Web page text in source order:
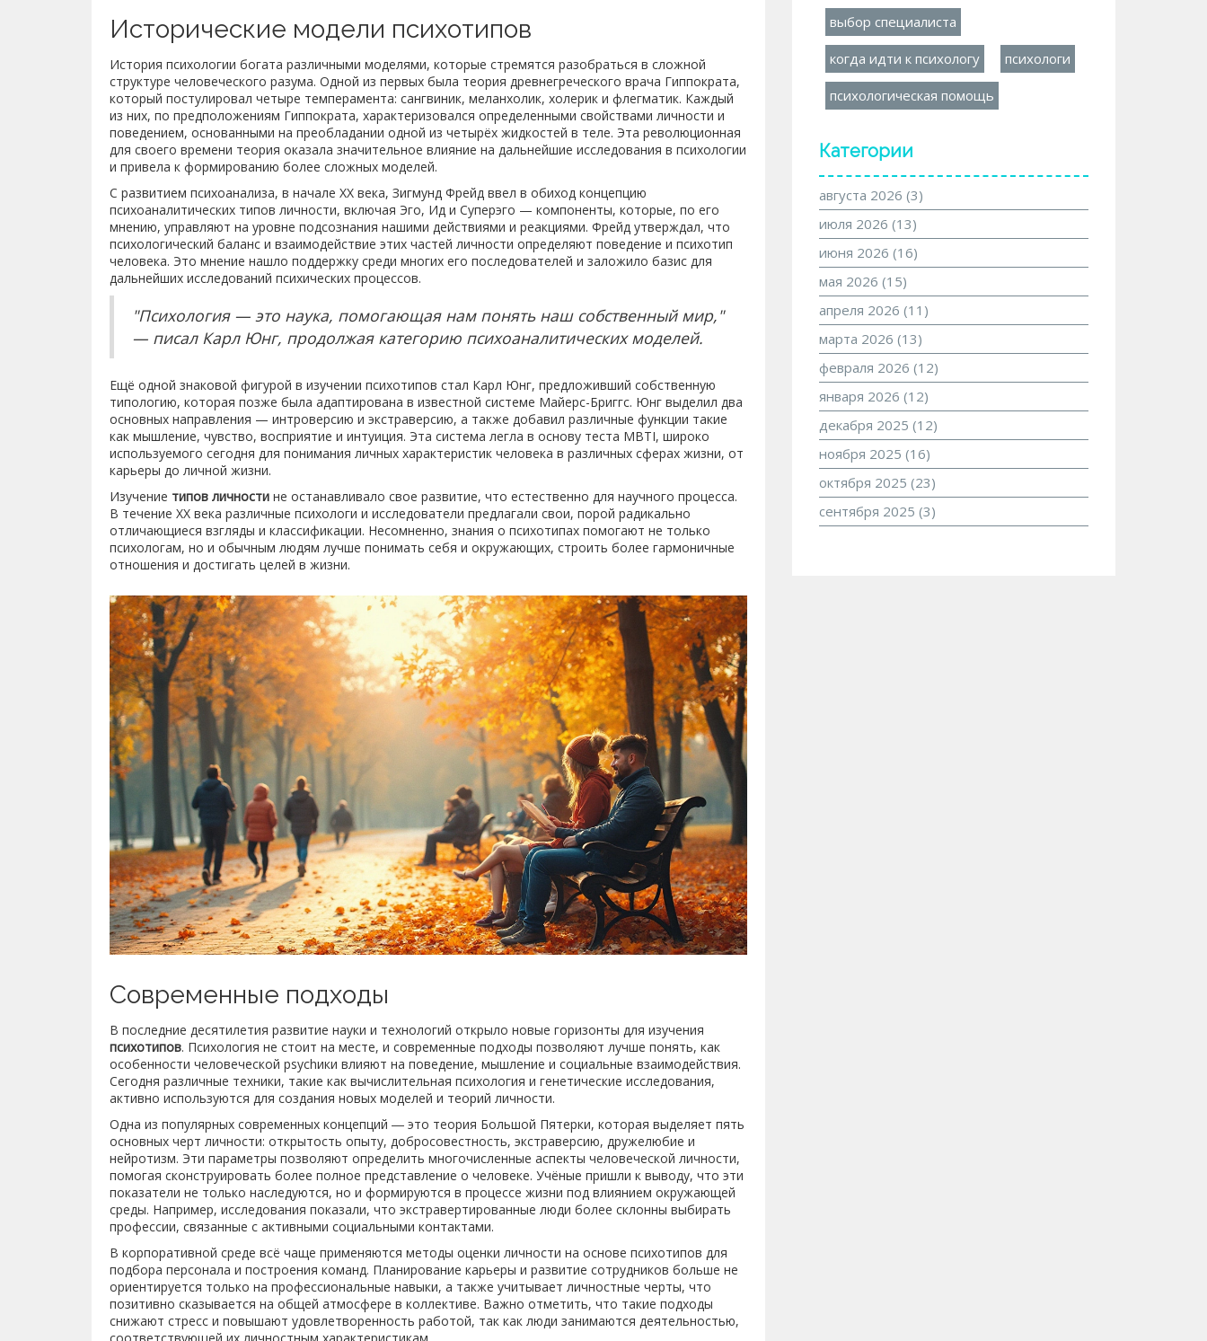
Исторические модели психотипов
История психологии богата различными моделями, которые стремятся разобраться в сложной
структуре человеческого разума. Одной из первых была теория древнегреческого врача Гиппократа,
который постулировал четыре темперамента: сангвиник, меланхолик, холерик и флегматик. Каждый
из них, по предположениям Гиппократа, характеризовался определенными свойствами личности и
поведением, основанными на преобладании одной из четырёх жидкостей в теле. Эта революционная
для своего времени теория оказала значительное влияние на дальнейшие исследования в психологии
и привела к формированию более сложных моделей.
С развитием психоанализа, в начале XX века, Зигмунд Фрейд ввел в обиход концепцию
психоаналитических типов личности, включая Эго, Ид и Суперэго — компоненты, которые, по его
мнению, управляют на уровне подсознания нашими действиями и реакциями. Фрейд утверждал, что
психологический баланс и взаимодействие этих частей личности определяют поведение и психотип
человека. Это мнение нашло поддержку среди многих его последователей и заложило базис для
дальнейших исследований психических процессов.
"Психология — это наука, помогающая нам понять наш собственный мир,"
— писал Карл Юнг, продолжая категорию психоаналитических моделей.
Ещё одной знаковой фигурой в изучении психотипов стал Карл Юнг, предложивший собственную
типологию, которая позже была адаптирована в известной системе Майерс-Бриггс. Юнг выделил два
основных направления — интроверсию и экстраверсию, а также добавил различные функции такие
как мышление, чувство, восприятие и интуиция. Эта система легла в основу теста MBTI, широко
используемого сегодня для понимания личных характеристик человека в различных сферах жизни, от
карьеры до личной жизни.
Изучение типов личности не останавливало свое развитие, что естественно для научного процесса.
В течение XX века различные психологи и исследователи предлагали свои, порой радикально
отличающиеся взгляды и классификации. Несомненно, знания о психотипах помогают не только
психологам, но и обычным людям лучше понимать себя и окружающих, строить более гармоничные
отношения и достигать целей в жизни.
Современные подходы
В последние десятилетия развитие науки и технологий открыло новые горизонты для изучения
психотипов. Психология не стоит на месте, и современные подходы позволяют лучше понять, как
особенности человеческой psychики влияют на поведение, мышление и социальные взаимодействия.
Сегодня различные техники, такие как вычислительная психология и генетические исследования,
активно используются для создания новых моделей и теорий личности.
Одна из популярных современных концепций ― это теория Большой Пятерки, которая выделяет пять
основных черт личности: открытость опыту, добросовестность, экстраверсию, дружелюбие и
нейротизм. Эти параметры позволяют определить многочисленные аспекты человеческой личности,
помогая сконструировать более полное представление о человеке. Учёные пришли к выводу, что эти
показатели не только наследуются, но и формируются в процессе жизни под влиянием окружающей
среды. Например, исследования показали, что экстравертированные люди более склонны выбирать
профессии, связанные с активными социальными контактами.
В корпоративной среде всё чаще применяются методы оценки личности на основе психотипов для
подбора персонала и построения команд. Планирование карьеры и развитие сотрудников больше не
ориентируется только на профессиональные навыки, а также учитывает личностные черты, что
позитивно сказывается на общей атмосфере в коллективе. Важно отметить, что такие подходы
снижают стресс и повышают удовлетворенность работой, так как люди занимаются деятельностью,
выбор специалиста
когда идти к психологу психологи
психологическая помощь
Категории
августа 2026 (3)
июля 2026 (13)
июня 2026 (16)
мая 2026 (15)
апреля 2026 (11)
марта 2026 (13)
февраля 2026 (12)
января 2026 (12)
декабря 2025 (12)
ноября 2025 (16)
октября 2025 (23)
сентября 2025 (3)